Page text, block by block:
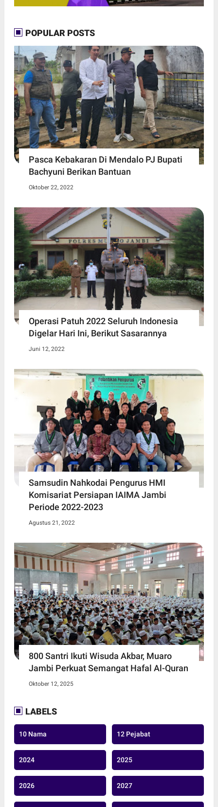
POPULAR POSTS
Pasca Kebakaran Di Mendalo PJ Bupati
Bachyuni Berikan Bantuan
Oktober 22, 2022
Operasi Patuh 2022 Seluruh Indonesia
Digelar Hari Ini, Berikut Sasarannya
Juni 12, 2022
Samsudin Nahkodai Pengurus HMI
Komisariat Persiapan IAIMA Jambi
Periode 2022-2023
Agustus 21, 2022
800 Santri Ikuti Wisuda Akbar, Muaro
Jambi Perkuat Semangat Hafal Al-Quran
Oktober 12, 2025
LABELS
10 Nama 12 Pejabat
2024 2025
2026 2027